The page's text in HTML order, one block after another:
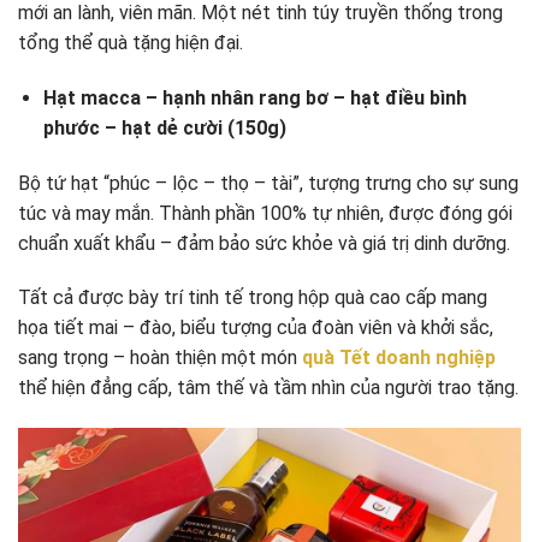
mới an lành, viên mãn. Một nét tinh túy truyền thống trong
tổng thể quà tặng hiện đại.
Hạt macca – hạnh nhân rang bơ – hạt điều bình
phước – hạt dẻ cười (150g)
Bộ tứ hạt “phúc – lộc – thọ – tài”, tượng trưng cho sự sung
túc và may mắn. Thành phần 100% tự nhiên, được đóng gói
chuẩn xuất khẩu – đảm bảo sức khỏe và giá trị dinh dưỡng.
Tất cả được bày trí tinh tế trong hộp quà cao cấp mang
họa tiết mai – đào, biểu tượng của đoàn viên và khởi sắc,
sang trọng – hoàn thiện một món quà Tết doanh nghiệp
thể hiện đẳng cấp, tâm thế và tầm nhìn của người trao tặng.